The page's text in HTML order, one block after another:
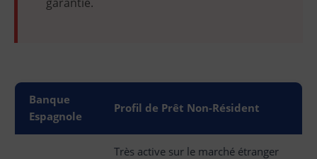
Banque
Espagnole
Profil de Prêt Non-Résident
Très active sur le marché étranger